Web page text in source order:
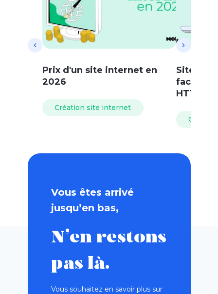
Prix d'un site internet en
2026
Création site internet
Site non
HTTPS !
Vous êtes arrivé
jusqu’en bas,
N’en restons
pas là.
Vous souhaitez en savoir plus sur